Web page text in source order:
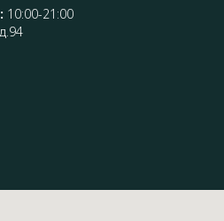
10:00-21:00